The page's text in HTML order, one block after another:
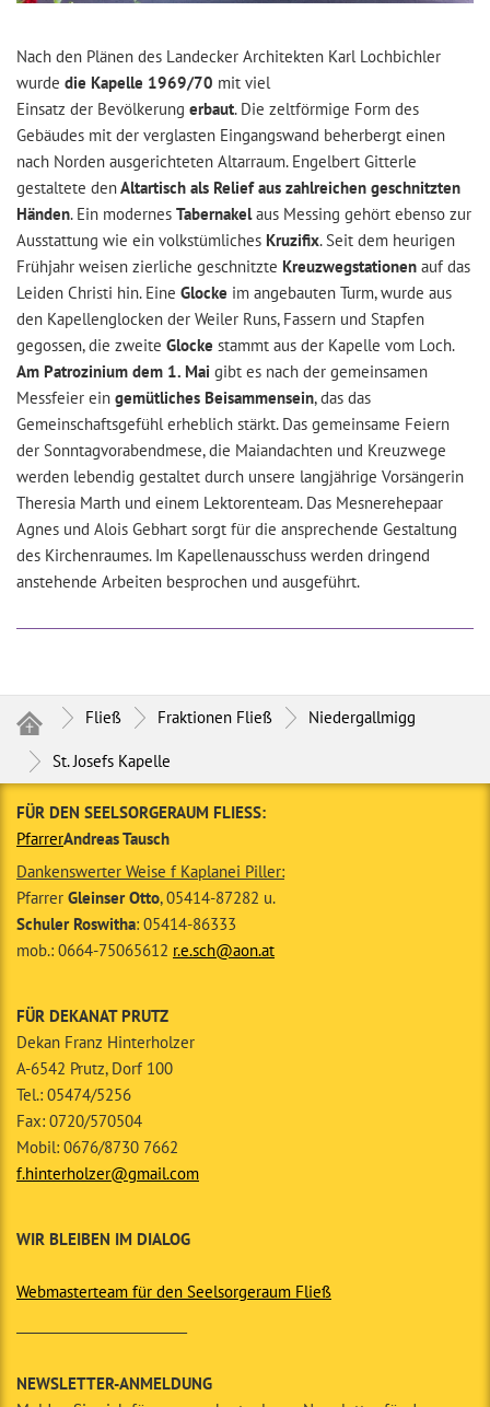
Nach den Plänen des Landecker Architekten Karl Lochbichler
wurde die Kapelle 1969/70 mit viel
Einsatz der Bevölkerung erbaut. Die zeltförmige Form des
Gebäudes mit der verglasten Eingangswand beherbergt einen
nach Norden ausgerichteten Altarraum. Engelbert Gitterle
gestaltete denAltartisch als Relief aus zahlreichen geschnitzten
Händen. Ein modernes Tabernakelaus Messing gehört ebenso zur
Ausstattung wie ein volkstümliches Kruzifix. Seit dem heurigen
Frühjahr weisen zierliche geschnitzte Kreuzwegstationen auf das
Leiden Christi hin. Eine Glocke im angebauten Turm, wurde aus
den Kapellenglocken der Weiler Runs, Fassern und Stapfen
gegossen, die zweite Glocke stammt aus der Kapelle vom Loch.
Am Patrozinium dem 1. Mai gibt es nach der gemeinsamen
Messfeier ein gemütliches Beisammensein, das das
Gemeinschaftsgefühl erheblich stärkt. Das gemeinsame Feiern
der Sonntagvorabendmese, die Maiandachten und Kreuzwege
werden lebendig gestaltet durch unsere langjährige Vorsängerin
Theresia Marth und einem Lektorenteam. Das Mesnerehepaar
Agnes und Alois Gebhart sorgt für die ansprechende Gestaltung
des Kirchenraumes. Im Kapellenausschuss werden dringend
anstehende Arbeiten besprochen und ausgeführt.
Fließ Fraktionen Fließ Niedergallmigg
St. Josefs Kapelle
FÜR DEN SEELSORGERAUM FLIESS:
PfarrerAndreas Tausch
Dankenswerter Weise f Kaplanei Piller:
Pfarrer Gleinser Otto, 05414-87282 u.
Schuler Roswitha: 05414-86333
mob.: 0664-75065612 r.e.sch@aon.at
FÜR DEKANAT PRUTZ
Dekan Franz Hinterholzer
A-6542 Prutz, Dorf 100
Tel.: 05474/5256
Fax: 0720/570504
Mobil: 0676/8730 7662
f.hinterholzer@gmail.com
WIR BLEIBEN IM DIALOG
Webmasterteam für den Seelsorgeraum Fließ
NEWSLETTER-ANMELDUNG